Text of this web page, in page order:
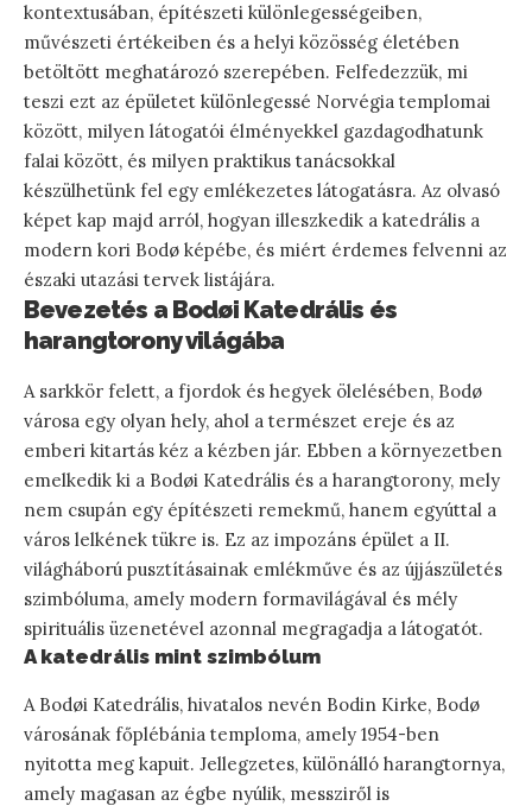
kontextusában, építészeti különlegességeiben,
művészeti értékeiben és a helyi közösség életében
betöltött meghatározó szerepében. Felfedezzük, mi
teszi ezt az épületet különlegessé Norvégia templomai
között, milyen látogatói élményekkel gazdagodhatunk
falai között, és milyen praktikus tanácsokkal
készülhetünk fel egy emlékezetes látogatásra. Az olvasó
képet kap majd arról, hogyan illeszkedik a katedrális a
modern kori Bodø képébe, és miért érdemes felvenni az
északi utazási tervek listájára.
Bevezetés a Bodøi Katedrális és
harangtorony világába
A sarkkör felett, a fjordok és hegyek ölelésében, Bodø
városa egy olyan hely, ahol a természet ereje és az
emberi kitartás kéz a kézben jár. Ebben a környezetben
emelkedik ki a Bodøi Katedrális és a harangtorony, mely
nem csupán egy építészeti remekmű, hanem egyúttal a
város lelkének tükre is. Ez az impozáns épület a II.
világháború pusztításainak emlékműve és az újjászületés
szimbóluma, amely modern formavilágával és mély
spirituális üzenetével azonnal megragadja a látogatót.
A katedrális mint szimbólum
A Bodøi Katedrális, hivatalos nevén Bodin Kirke, Bodø
városának főplébánia temploma, amely 1954-ben
nyitotta meg kapuit. Jellegzetes, különálló harangtornya,
amely magasan az égbe nyúlik, messziről is